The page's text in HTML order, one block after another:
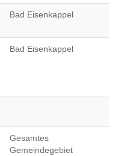
Bad Eisenkappel
Bad Eisenkappel
Gesamtes
Gemeindegebiet